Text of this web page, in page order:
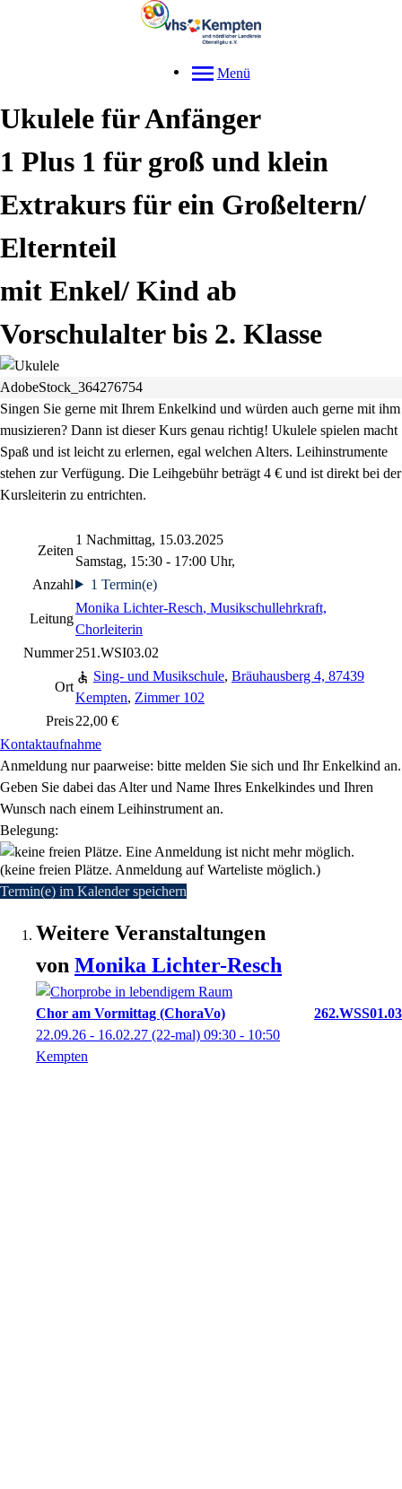
Menü
Ukulele für Anfänger
1 Plus 1 für groß und klein
Extrakurs für ein Großeltern/
Elternteil
mit Enkel/ Kind ab
Vorschulalter bis 2. Klasse
AdobeStock_364276754
Singen Sie gerne mit Ihrem Enkelkind und würden auch gerne mit ihm
musizieren? Dann ist dieser Kurs genau richtig! Ukulele spielen macht
Spaß und ist leicht zu erlernen, egal welchen Alters. Leihinstrumente
stehen zur Verfügung. Die Leihgebühr beträgt 4 € und ist direkt bei der
Kursleiterin zu entrichten.
Zeiten
1 Nachmittag, 15.03.2025
Samstag, 15:30 - 17:00 Uhr,
Anzahl
1 Termin(e)
Leitung
Monika Lichter-Resch, Musikschullehrkraft,
Chorleiterin
Nummer251.WSI03.02
Ort
Sing- und Musikschule, Bräuhausberg 4, 87439
Kempten, Zimmer 102
Preis22,00 €
Kontaktaufnahme
Anmeldung nur paarweise: bitte melden Sie sich und Ihr Enkelkind an.
Geben Sie dabei das Alter und Name Ihres Enkelkindes und Ihren
Wunsch nach einem Leihinstrument an.
Belegung:
(keine freien Plätze. Anmeldung auf Warteliste möglich.)
Termin(e) im Kalender speichern
Weitere Veranstaltungen
von Monika Lichter-Resch
Chor am Vormittag (ChoraVo)
262.WSS01.03
22.09.26 - 16.02.27 (22-mal) 09:30 - 10:50
Kempten